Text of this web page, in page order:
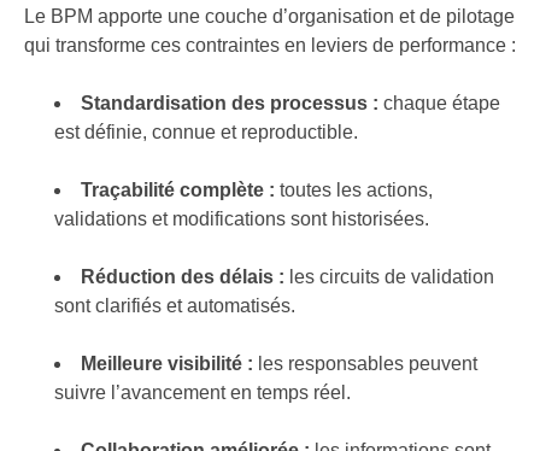
Le BPM apporte une couche d’organisation et de pilotage
qui transforme ces contraintes en leviers de performance :
Standardisation des processus : chaque étape
est définie, connue et reproductible.
Traçabilité complète : toutes les actions,
validations et modifications sont historisées.
Réduction des délais : les circuits de validation
sont clarifiés et automatisés.
Meilleure visibilité : les responsables peuvent
suivre l’avancement en temps réel.